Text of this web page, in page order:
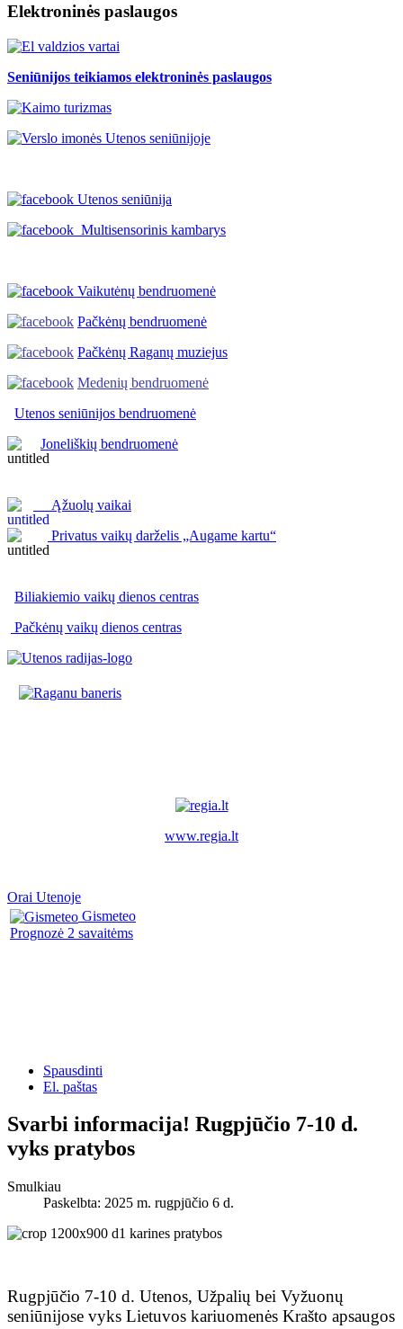
Elektroninės paslaugos
Seniūnijos teikiamos elektroninės paslaugos
Utenos seniūnija
Multisensorinis kambarys
Vaikutėnų bendruomenė
Pačkėnų bendruomenė
Pačkėnų Raganų muziejus
Medenių bendruomenė
Utenos seniūnijos bendruomenė
Joneliškių bendruomenė
Ąžuolų vaikai
Privatus vaikų darželis „Augame kartu“
Biliakiemio vaikų dienos centras
Pačkėnų vaikų dienos centras
www.regia.lt
Orai Utenoje
Gismeteo
Prognozė 2 savaitėms
Spausdinti
El. paštas
Svarbi informacija! Rugpjūčio 7-10 d.
vyks pratybos
Smulkiau
Paskelbta: 2025 m. rugpjūčio 6 d.
Rugpjūčio 7-10 d. Utenos, Užpalių bei Vyžuonų
seniūnijose vyks Lietuvos kariuomenės Krašto apsaugos